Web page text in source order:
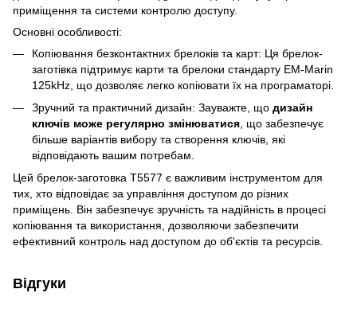
приміщення та системи контролю доступу.
Основні особливості:
Копіювання безконтактних брелоків та карт: Ця брелок-
заготівка підтримує карти та брелоки стандарту EM-Marin
125kHz, що дозволяє легко копіювати їх на програматорі.
Зручний та практичний дизайн: Зауважте, що дизайн
ключів може регулярно змінюватися , що забезпечує
більше варіантів вибору та створення ключів, які
відповідають вашим потребам.
Цей брелок-заготовка Т5577 є важливим інструментом для
тих, хто відповідає за управління доступом до різних
приміщень. Він забезпечує зручність та надійність в процесі
копіювання та використання, дозволяючи забезпечити
ефективний контроль над доступом до об'єктів та ресурсів.
Відгуки